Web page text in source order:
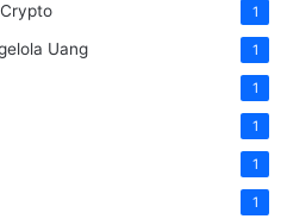
1
Uang 1
1
1
1
1